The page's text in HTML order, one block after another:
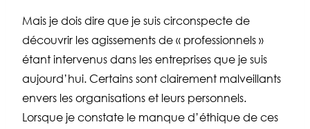
Mais je dois dire que je suis circonspecte de
découvrir les agissements de « professionnels »
étant intervenus dans les entreprises que je suis
aujourd’hui. Certains sont clairement malveillants
envers les organisations et leurs personnels.
Lorsque je constate le manque d’éthique de ces